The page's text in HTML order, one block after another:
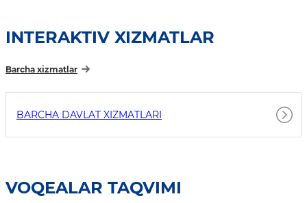
INTERAKTIV XIZMATLAR
Barcha xizmatlar
BARCHA DAVLAT XIZMATLARI
VOQEALAR TAQVIMI